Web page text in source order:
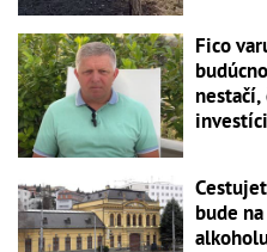
Fico
bude